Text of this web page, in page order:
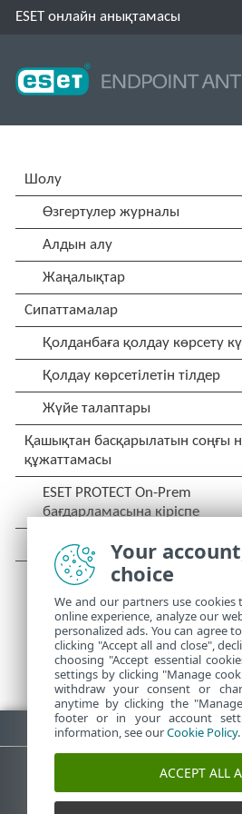
ESET онлайн анықтамасы
PDF жүктеп алу
ESET білім
Your
choice
We and our partners use
online experience, analyze our
personalized ads. You can agree
clicking "Accept all and close",
choosing "Accept essential
settings by clicking "Manage
withdraw your consent or
anytime by clicking the
footer or in your account
information, see ourCookie Policy.
ACCEPT ALL